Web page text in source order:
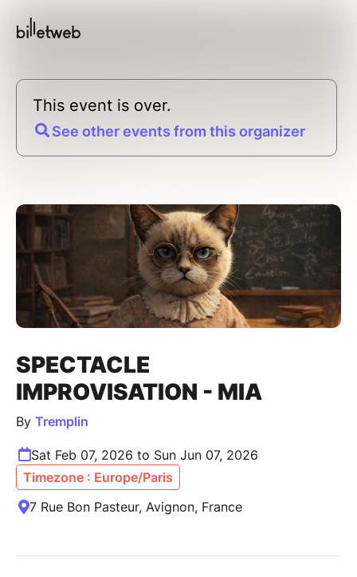
This event is over.
See other events from this organizer
SPECTACLE
IMPROVISATION - MIA
By Tremplin
Sat Feb 07, 2026 to Sun Jun 07, 2026
Timezone : Europe/Paris
7 Rue Bon Pasteur, Avignon, France